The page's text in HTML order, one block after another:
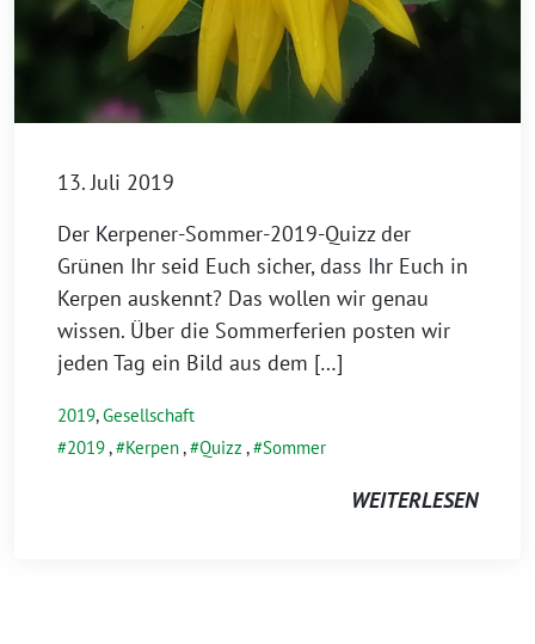
13. Juli 2019
Der Kerpener-Sommer-2019-Quizz der
Grünen Ihr seid Euch sicher, dass Ihr Euch in
Kerpen auskennt? Das wollen wir genau
wissen. Über die Sommerferien posten wir
jeden Tag ein Bild aus dem […]
2019,Gesellschaft
2019, Kerpen, Quizz , Sommer
WEITERLESEN